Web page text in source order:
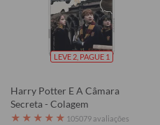
LEVE 2, PAGUE 1
Harry Potter E A Câmara
Secreta - Colagem
★ ★ ★ ★ ★ 105079 avaliações